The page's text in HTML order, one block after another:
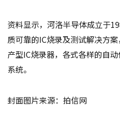
资料显示，河洛半导体成立于
质可靠的IC烧录及测试解决方
产型IC烧录器，各式各样的自
系统。
封面图片来源：拍信网